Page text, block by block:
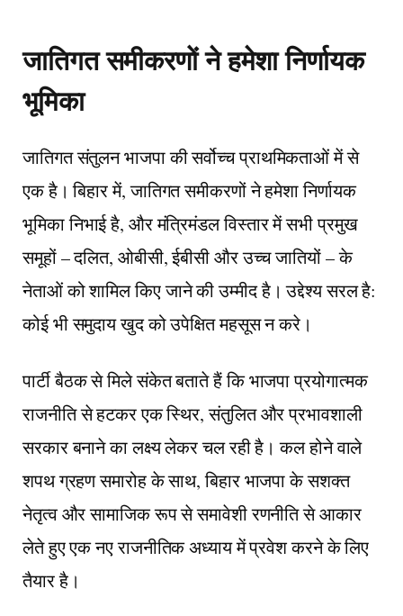
जातिगत समीकरणों ने हमेशा निर्णायक
भूमिका
जातिगत संतुलन भाजपा की सर्वोच्च प्राथमिकताओं में से
एक है। बिहार में, जातिगत समीकरणों ने हमेशा निर्णायक
भूमिका निभाई है, और मंत्रिमंडल विस्तार में सभी प्रमुख
समूहों – दलित, ओबीसी, ईबीसी और उच्च जातियों – के
नेताओं को शामिल किए जाने की उम्मीद है। उद्देश्य सरल है:
कोई भी समुदाय खुद को उपेक्षित महसूस न करे।
पार्टी बैठक से मिले संकेत बताते हैं कि भाजपा प्रयोगात्मक
राजनीति से हटकर एक स्थिर, संतुलित और प्रभावशाली
सरकार बनाने का लक्ष्य लेकर चल रही है। कल होने वाले
शपथ ग्रहण समारोह के साथ, बिहार भाजपा के सशक्त
नेतृत्व और सामाजिक रूप से समावेशी रणनीति से आकार
लेते हुए एक नए राजनीतिक अध्याय में प्रवेश करने के लिए
तैयार है।